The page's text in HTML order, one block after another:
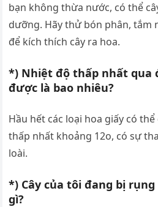
bạn không thừa nước, có thể
dưỡng. Hãy thử bón phân, tắm
để kích thích cây ra hoa.
*) Nhiệt độ thấp nhất qua
được là bao nhiêu?
Hầu hết các loại hoa giấy có
thấp nhất khoảng 12o, có sự
loài.
*) Cây của tôi đang bị
gì?